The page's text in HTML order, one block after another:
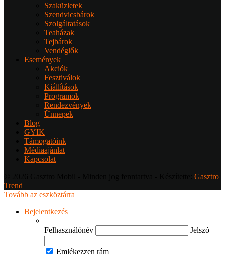
Szaküzletek
Szendvicsbárok
Szolgáltatások
Teaházak
Tejbárok
Vendéglők
Események
Akciók
Fesztiválok
Kiállítások
Programok
Rendezvények
Ünnepek
Blog
GYIK
Támogatóink
Médiaajánlat
Kapcsolat
Gasztro
Trend
Tovább az eszköztárra
Bejelentkezés
Felhasználónév Jelszó
Emlékezzen rám